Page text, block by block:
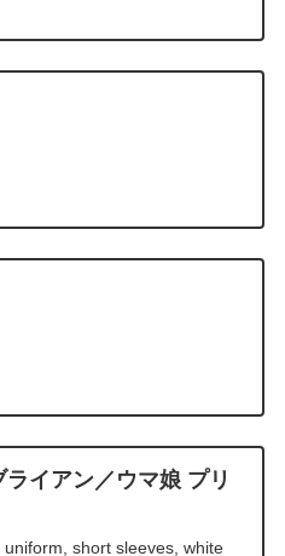
イアン／ウマ娘 プリ
short sleeves, white